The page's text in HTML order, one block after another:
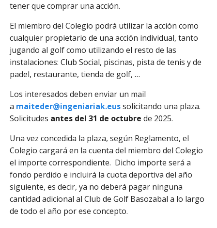
tener que comprar una acción.
El miembro del Colegio podrá utilizar la acción como
cualquier propietario de una acción individual, tanto
jugando al golf como utilizando el resto de las
instalaciones: Club Social, piscinas, pista de tenis y de
padel, restaurante, tienda de golf, …
Los interesados deben enviar un mail
a maiteder@ingeniariak.eussolicitando una plaza.
Solicitudes antes del 31 de octubre de 2025.
Una vez concedida la plaza, según Reglamento, el
Colegio cargará en la cuenta del miembro del Colegio
el importe correspondiente. Dicho importe será a
fondo perdido e incluirá la cuota deportiva del año
siguiente, es decir, ya no deberá pagar ninguna
cantidad adicional al Club de Golf Basozabal a lo largo
de todo el año por ese concepto.